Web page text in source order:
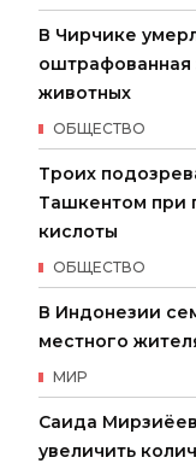
В Чирчике
животных
ОБЩЕСТВО
Троих
Ташкентом при
кислоты
ОБЩЕСТВО
В Индонезии
местного
МИР
Саида
увеличить